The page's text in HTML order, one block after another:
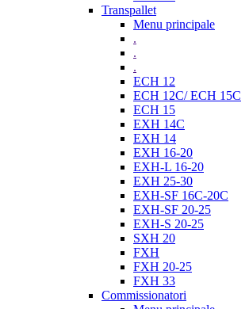
Transpallet
Menu principale
.
.
.
ECH 12
ECH 12C/ ECH 15C
ECH 15
EXH 14C
EXH 14
EXH 16-20
EXH-L 16-20
EXH 25-30
EXH-SF 16C-20C
EXH-SF 20-25
EXH-S 20-25
SXH 20
FXH
FXH 20-25
FXH 33
Commissionatori